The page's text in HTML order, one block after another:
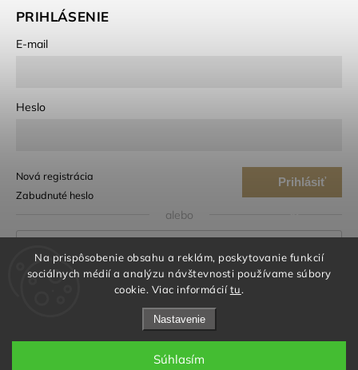
Na prispôsobenie obsahu a reklám, poskytovanie funkcií
sociálnych médií a analýzu návštevnosti používame súbory
cookie. Viac informáciítu.
Nastavenie
Súhlasím
PRIHLÁSENIE
E-mail
Heslo
Prihlásiť
Nová registrácia
Zabudnuté heslo
alebo
Prihlásiť sa cez Seznam